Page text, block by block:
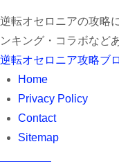
逆転オセロニアの攻略
ンキング・コラボなど
逆転オセロニア攻略ブ
Home
Privacy Policy
Contact
Sitemap